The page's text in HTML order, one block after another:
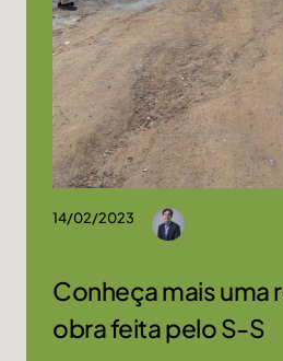
14/02/2023
Conheça mais uma
obra feita pelo S-S